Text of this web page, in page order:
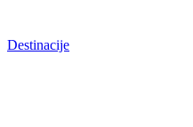
Destinacije